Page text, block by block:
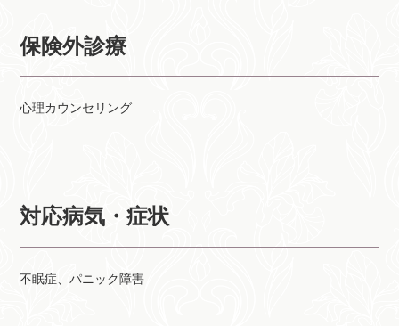
保険外診療
心理カウンセリング
対応病気・症状
不眠症、パニック障害